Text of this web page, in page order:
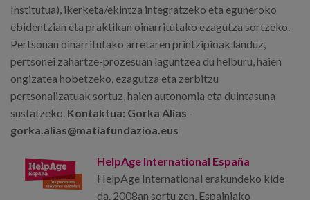
Institutua), ikerketa/ekintza integratzeko eta eguneroko
ebidentzian eta praktikan oinarritutako ezagutza sortzeko.
Pertsonan oinarritutako arretaren printzipioak landuz,
pertsonei zahartze-prozesuan laguntzea du helburu, haien
ongizatea hobetzeko, ezagutza eta zerbitzu
pertsonalizatuak sortuz, haien autonomia eta duintasuna
sustatzeko. Kontaktua: Gorka Alias -
gorka.alias@matiafundazioa.eus
HelpAge International España
HelpAge International erakundeko kide
da. 2008an sortu zen, Espainiako